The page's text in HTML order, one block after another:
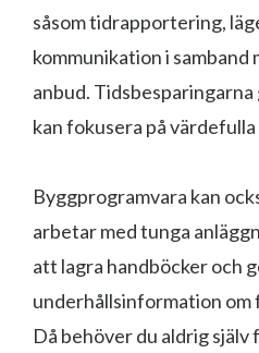
såsom tidrapportering,
kommunikation i samband
anbud.
kan fokusera på
Byggprogramvara kan
arbetar med tunga
att lagra handböcker och
underhållsinformation om
Då behöver du aldrig själv